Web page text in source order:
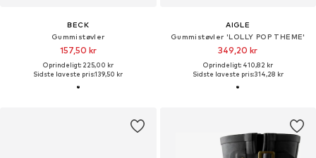
BECK
Gummistøvler
157,50 kr
Oprindeligt: 225,00 kr
Sidste laveste pris:139,50 kr
AIGLE
Gummistøvler 'LOLLY POP THEME'
349,20 kr
Oprindeligt: 410,82 kr
Sidste laveste pris:314,28 kr